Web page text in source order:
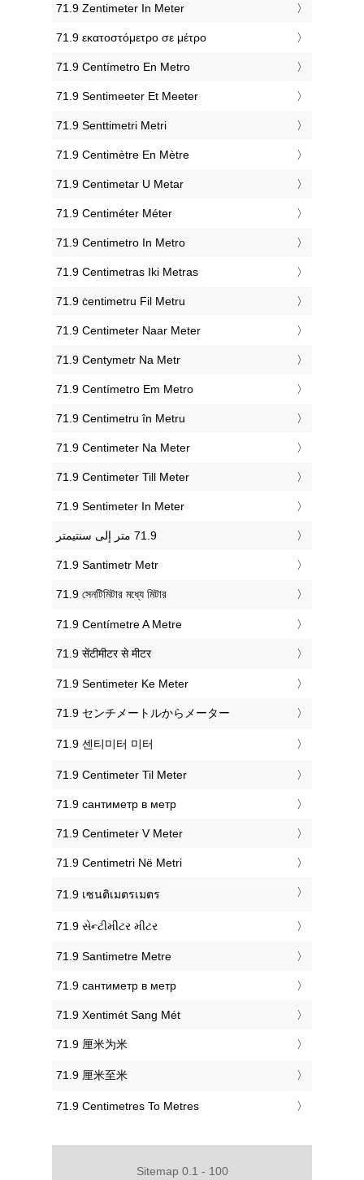
‎71.9 Zentimeter In Meter
‎71.9 εκατοστόμετρο σε μέτρο
‎71.9 Centímetro En Metro
‎71.9 Sentimeeter Et Meeter
‎71.9 Senttimetri Metri
‎71.9 Centimètre En Mètre
‎71.9 Centimetar U Metar
‎71.9 Centiméter Méter
‎71.9 Centimetro In Metro
‎71.9 Centimetras Iki Metras
‎71.9 ċentimetru Fil Metru
‎71.9 Centimeter Naar Meter
‎71.9 Centymetr Na Metr
‎71.9 Centímetro Em Metro
‎71.9 Centimetru în Metru
‎71.9 Centimeter Na Meter
‎71.9 Centimeter Till Meter
‎71.9 Sentimeter In Meter
‎71.9 Santimetr Metr
‎71.9 সেনটিমিটার মধ্যে মিটার
‎71.9 Centímetre A Metre
‎71.9 सेंटीमीटर से मीटर
‎71.9 Sentimeter Ke Meter
‎71.9 センチメートルからメーター
‎71.9 센티미터 미터
‎71.9 Centimeter Til Meter
‎71.9 сантиметр в метр
‎71.9 Centimeter V Meter
‎71.9 Centimetri Në Metri
‎71.9 เซนติเมตรเมตร
‎71.9 સેન્ટીમીટર મીટર
‎71.9 Santimetre Metre
‎71.9 сантиметр в метр
‎71.9 Xentimét Sang Mét
‎71.9 厘米为米
‎71.9 厘米至米
‎71.9 Centimetres To Metres
Sitemap 0.1 - 100